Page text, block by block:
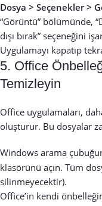
Dosya > Seçenekler >
“Görüntü” bölümünde,
dışı bırak” seçeneğini
Uygulamayı kapatıp
5. Office
Temizleyin
Office uygulamaları,
oluşturur. Bu dosyalar
Windows arama
klasörünü açın. Tüm
silinmeyecektir).
Office’in kendi